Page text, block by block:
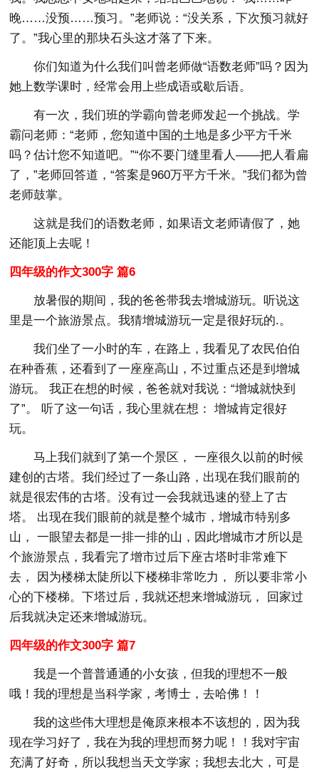
晚……没预……预习。”老师说：“没关系，下次预习就好
了。”我心里的那块石头这才落了下来。
你们知道为什么我们叫曾老师做“语数老师”吗？因为
她上数学课时，经常会用上些成语或歇后语。
有一次，我们班的学霸向曾老师发起一个挑战。学
霸问老师：“老师，您知道中国的土地是多少平方千米
吗？估计您不知道吧。”“你不要门缝里看人——把人看扁
了，”老师回答道，“答案是960万平方千米。”我们都为曾
老师鼓掌。
这就是我们的语数老师，如果语文老师请假了，她
还能顶上去呢！
四年级的作文300字 篇6
放暑假的期间，我的爸爸带我去增城游玩。听说这
里是一个旅游景点。我猜增城游玩一定是很好玩的.。
我们坐了一小时的车，在路上，我看见了农民伯伯
在种香蕉，还看到了一座座高山，不过重点还是到增城
游玩。 我正在想的时候，爸爸就对我说：“增城就快到
了”。 听了这一句话，我心里就在想： 增城肯定很好
玩。
马上我们就到了第一个景区， 一座很久以前的时候
建创的古塔。我们经过了一条山路，出现在我们眼前的
就是很宏伟的古塔。没有过一会我就迅速的登上了古
塔。 出现在我们眼前的就是整个城市，增城市特别多
山， 一眼望去都是一排一排的山，因此增城市才所以是
个旅游景点，我看完了增市过后下座古塔时非常难下
去， 因为楼梯太陡所以下楼梯非常吃力， 所以要非常小
心的下楼梯。下塔过后，我就还想来增城游玩， 回家过
后我就决定还来增城游玩。
四年级的作文300字 篇7
我是一个普普通通的小女孩，但我的理想不一般
哦！我的理想是当科学家，考博士，去哈佛！！
我的这些伟大理想是俺原来根本不该想的，因为我
现在学习好了，我在为我的理想而努力呢！！我对宇宙
充满了好奇，所以我想当天文学家；我想去北大，可是